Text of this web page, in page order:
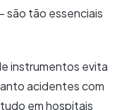
são tão essenciais
instrumentos evita
acidentes com
em hospitais